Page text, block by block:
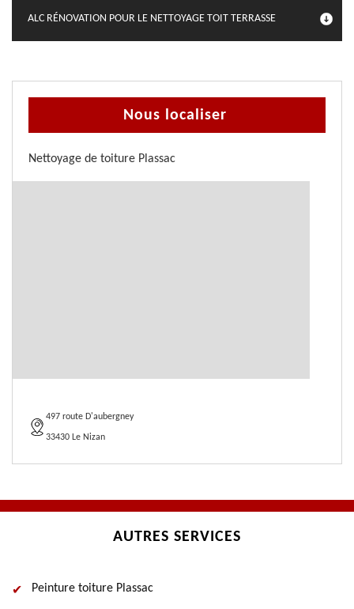
ALC RÉNOVATION POUR LE NETTOYAGE TOIT TERRASSE
Nous localiser
Nettoyage de toiture Plassac
497 route D'aubergney
33430 Le Nizan
AUTRES SERVICES
Peinture toiture Plassac